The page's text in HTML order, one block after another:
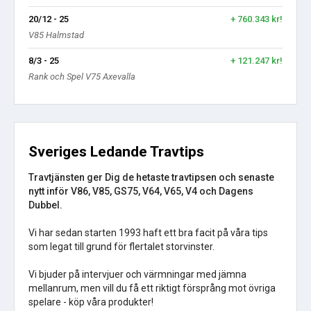
20/12 - 25
+ 760.343 kr!
V85 Halmstad
8/3 - 25
+ 121.247 kr!
Rank och Spel V75 Axevalla
Sveriges Ledande Travtips
Travtjänsten ger Dig de hetaste travtipsen och senaste
nytt inför V86, V85, GS75, V64, V65, V4 och Dagens
Dubbel.
Vi har sedan starten 1993 haft ett bra facit på våra tips
som legat till grund för flertalet storvinster.
Vi bjuder på intervjuer och värmningar med jämna
mellanrum, men vill du få ett riktigt försprång mot övriga
spelare - köp våra produkter!